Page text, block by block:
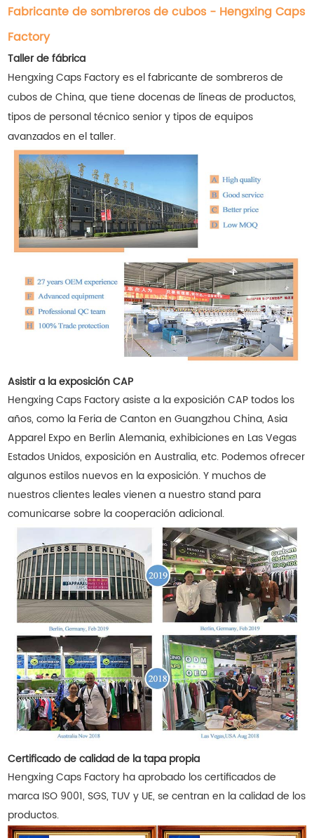
Fabricante de sombreros de cubos - Hengxing Caps
Factory
Taller de fábrica
Hengxing Caps Factory es el fabricante de sombreros de
cubos de China, que tiene docenas de líneas de productos,
tipos de personal técnico senior y tipos de equipos
avanzados en el taller.
Asistir a la exposición CAP
Hengxing Caps Factory asiste a la exposición CAP todos los
años, como la Feria de Canton en Guangzhou China, Asia
Apparel Expo en Berlin Alemania, exhibiciones en Las Vegas
Estados Unidos, exposición en Australia, etc. Podemos ofrecer
algunos estilos nuevos en la exposición. Y muchos de
nuestros clientes leales vienen a nuestro stand para
comunicarse sobre la cooperación adicional.
Certificado de calidad de la tapa propia
Hengxing Caps Factory ha aprobado los certificados de
marca ISO 9001, SGS, TUV y UE, se centran en la calidad de los
productos.